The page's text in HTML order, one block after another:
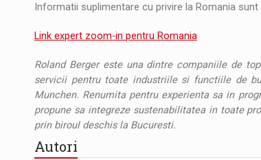
Informatii suplimentare cu privire la Romania sunt
Link expert zoom-in pentru Romania
Roland Berger este una dintre companiile de
servicii pentru toate industriile si functiile de
Munchen. Renumita pentru experienta sa in
propune sa integreze sustenabilitatea in toate
prin biroul deschis la Bucuresti.
Autori